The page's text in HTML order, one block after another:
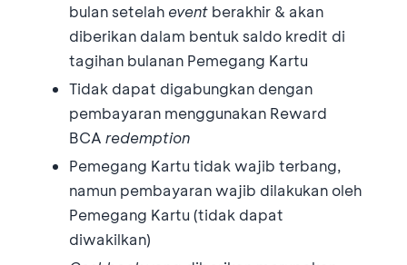
bulan setelah event berakhir & akan
diberikan dalam bentuk saldo kredit di
tagihan bulanan Pemegang Kartu
Tidak dapat digabungkan dengan
pembayaran menggunakan Reward
BCA redemption
Pemegang Kartu tidak wajib terbang,
namun pembayaran wajib dilakukan oleh
Pemegang Kartu (tidak dapat
diwakilkan)